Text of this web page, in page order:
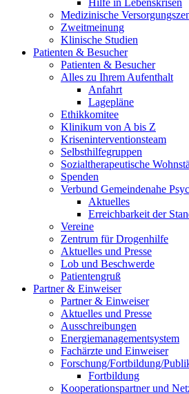
Medizinische
Zweitmeinung
Klinische Studien
Patienten & Besucher
Patienten & Besucher
Alles zu Ihrem Aufenthalt
Anfahrt
Lagepläne
Ethikkomitee
Klinikum von A bis Z
Kriseninterventionsteam
Selbsthilfegruppen
Sozialtherapeutische
Spenden
Verbund Gemeindenahe
Aktuelles
Erreichbarkeit der
Vereine
Zentrum für Drogenhilfe
Aktuelles und Presse
Lob und Beschwerde
Patientengruß
Partner & Einweiser
Partner & Einweiser
Aktuelles und Presse
Ausschreibungen
Energiemanagementsystem
Fachärzte und Einweiser
Forschung/Fortbildung/
Fortbildung
Kooperationspartner und